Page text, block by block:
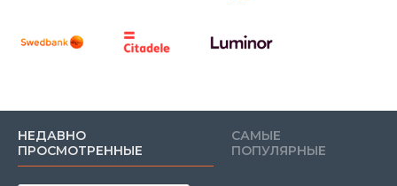
НЕДАВНО
ПРОСМОТРЕННЫЕ
САМЫЕ
ПОПУЛЯРНЫЕ